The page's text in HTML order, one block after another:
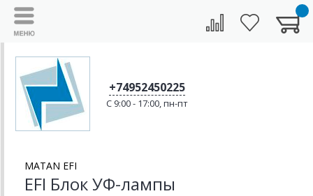
+74952450225
C 9:00 - 17:00, пн-пт
MATAN EFI
EFI Блок УФ-лампы